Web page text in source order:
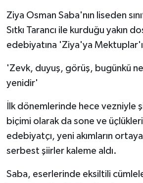
Ziya Osman Saba'nın liseden
Sıtkı Tarancı ile kurduğu yakın
edebiyatına 'Ziya'ya Mektuplar'ı
'Zevk, duyuş, görüş, bugünkü
yenidir'
İlk dönemlerinde hece vezniyle
biçimi olarak da sone ve
edebiyatçı, yeni akımların ortaya
serbest şiirler kaleme aldı.
Saba, eserlerinde eksiltili